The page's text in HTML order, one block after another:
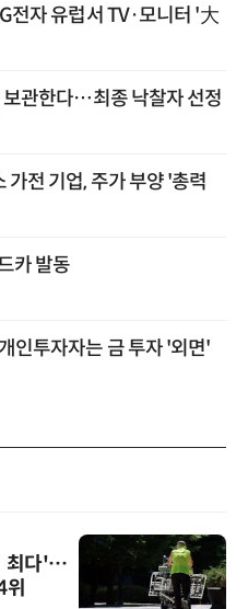
전자 유럽서 TV·모니터 '大
보관한다…최종 낙찰자 선정
전 기업, 주가 부양 '총력
카 발동
인투자자는 금 투자 '외면'
최다'…